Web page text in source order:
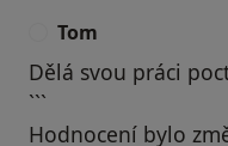
Tom
Dělá svou práci
```
Hodnocení bylo